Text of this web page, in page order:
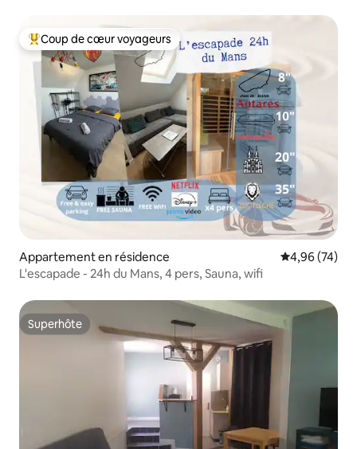
Coups de cœur voyageurs les plus appréciés
Coup de cœur voyageurs
Appartement en résidence Évaluation
4,96 (74)
L'escapade - 24h du Mans, 4 pers, Sauna, wifi
Superhôte
Superhôte